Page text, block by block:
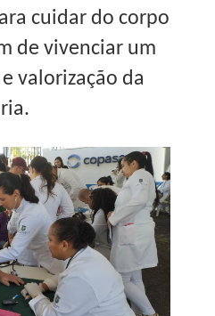
cuidar do corpo
de vivenciar um
valorização da